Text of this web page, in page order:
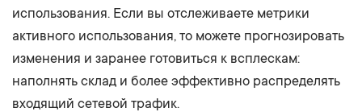
использования. Если вы отслеживаете метрики
активного использования, то можете прогнозировать
изменения и заранее готовиться к всплескам:
наполнять склад и более эффективно распределять
входящий сетевой трафик.